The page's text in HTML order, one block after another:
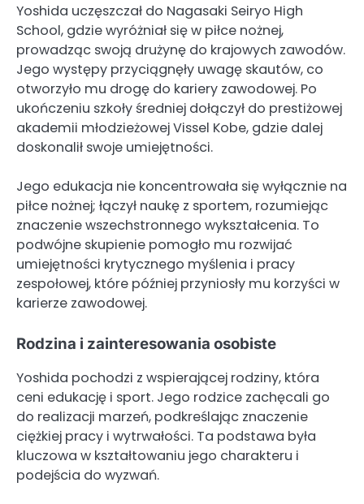
Yoshida uczęszczał do Nagasaki Seiryo High
School, gdzie wyróżniał się w piłce nożnej,
prowadząc swoją drużynę do krajowych zawodów.
Jego występy przyciągnęły uwagę skautów, co
otworzyło mu drogę do kariery zawodowej. Po
ukończeniu szkoły średniej dołączył do prestiżowej
akademii młodzieżowej Vissel Kobe, gdzie dalej
doskonalił swoje umiejętności.
Jego edukacja nie koncentrowała się wyłącznie na
piłce nożnej; łączył naukę z sportem, rozumiejąc
znaczenie wszechstronnego wykształcenia. To
podwójne skupienie pomogło mu rozwijać
umiejętności krytycznego myślenia i pracy
zespołowej, które później przyniosły mu korzyści w
karierze zawodowej.
Rodzina i zainteresowania osobiste
Yoshida pochodzi z wspierającej rodziny, która
ceni edukację i sport. Jego rodzice zachęcali go
do realizacji marzeń, podkreślając znaczenie
ciężkiej pracy i wytrwałości. Ta podstawa była
kluczowa w kształtowaniu jego charakteru i
podejścia do wyzwań.